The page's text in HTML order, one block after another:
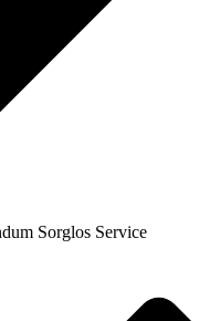
Sorglos Service